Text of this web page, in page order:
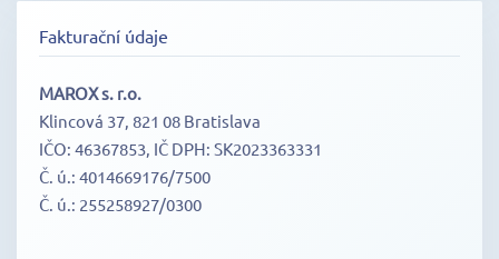
Fakturační údaje
MAROX s. r.o.
Klincová 37, 821 08 Bratislava
IČO: 46367853, IČ DPH: SK2023363331
Č. ú.: 4014669176/7500
Č. ú.: 255258927/0300